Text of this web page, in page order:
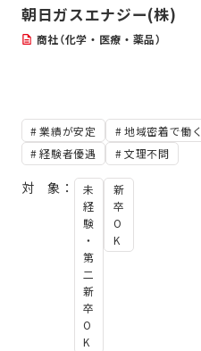
朝日ガスエナジー(株)
商社（化学・医療・薬品）
業績が安定 地域密着で働く
経験者優遇
文理不問
対 象：
未
経
験
・
第
二
新
卒
O
K
新
卒
O
K